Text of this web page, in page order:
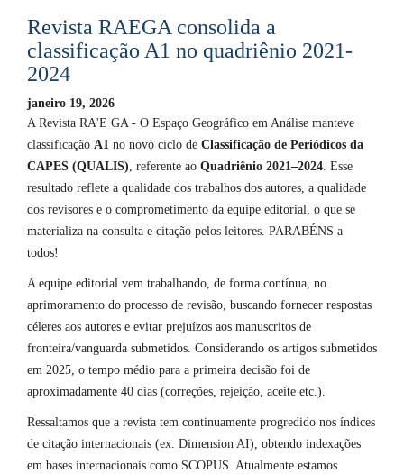
Revista RAEGA consolida a
classificação A1 no quadriênio 2021-
2024
janeiro 19, 2026
A Revista RA'E GA - O Espaço Geográfico em Análise manteve
classificação A1 no novo ciclo de Classificação de Periódicos da
CAPES (QUALIS), referente ao Quadriênio 2021–2024. Esse
resultado reflete a qualidade dos trabalhos dos autores, a qualidade
dos revisores e o comprometimento da equipe editorial, o que se
materializa na consulta e citação pelos leitores. PARABÉNS a
todos!
A equipe editorial vem trabalhando, de forma contínua, no
aprimoramento do processo de revisão, buscando fornecer respostas
céleres aos autores e evitar prejuízos aos manuscritos de
fronteira/vanguarda submetidos. Considerando os artigos submetidos
em 2025, o tempo médio para a primeira decisão foi de
aproximadamente 40 dias (correções, rejeição, aceite etc.).
Ressaltamos que a revista tem continuamente progredido nos índices
de citação internacionais (ex. Dimension AI), obtendo indexações
em bases internacionais como SCOPUS. Atualmente estamos